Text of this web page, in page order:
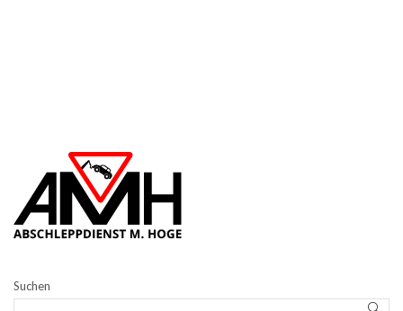
Suchen